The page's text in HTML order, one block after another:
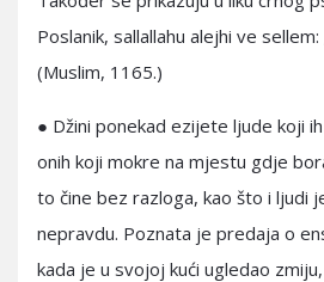
Poslanik, sallallahu alejhi ve
(Muslim, 1165.)
● Džini ponekad ezijete ljude koji
onih koji mokre na mjestu gdje
to čine bez razloga, kao što i ljudi
nepravdu. Poznata je predaja o
kada je u svojoj kući ugledao